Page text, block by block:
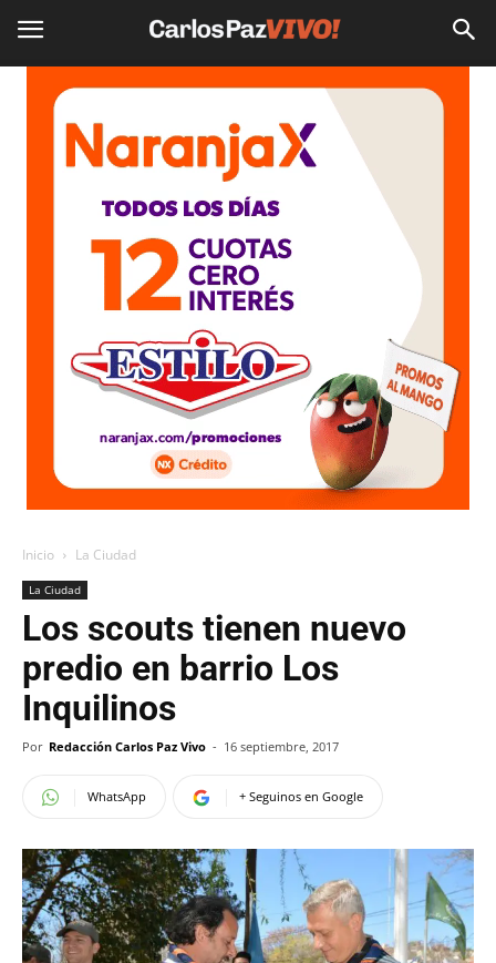
Inicio La Ciudad
La Ciudad
Los scouts tienen nuevo
predio en barrio Los
Inquilinos
Por Redacción Carlos Paz Vivo - 16 septiembre, 2017
WhatsApp + Seguinos en Google